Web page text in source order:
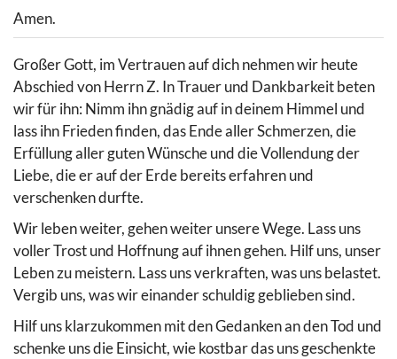
Amen.
Großer Gott, im Vertrauen auf dich nehmen wir heute
Abschied von Herrn Z. In Trauer und Dankbarkeit beten
wir für ihn: Nimm ihn gnädig auf in deinem Himmel und
lass ihn Frieden finden, das Ende aller Schmerzen, die
Erfüllung aller guten Wünsche und die Vollendung der
Liebe, die er auf der Erde bereits erfahren und
verschenken durfte.
Wir leben weiter, gehen weiter unsere Wege. Lass uns
voller Trost und Hoffnung auf ihnen gehen. Hilf uns, unser
Leben zu meistern. Lass uns verkraften, was uns belastet.
Vergib uns, was wir einander schuldig geblieben sind.
Hilf uns klarzukommen mit den Gedanken an den Tod und
schenke uns die Einsicht, wie kostbar das uns geschenkte